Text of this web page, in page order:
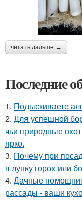
читать дальше →
Последние
1. Подыскиваете
2. Для успешной
чьи природные
ярко.
3. Почему при
в лунку горох или
4. Дачные
рассады - ваши